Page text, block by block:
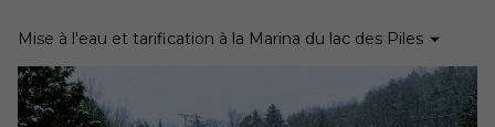
Mise à l'eau et tarification à la Marina du lac des Piles